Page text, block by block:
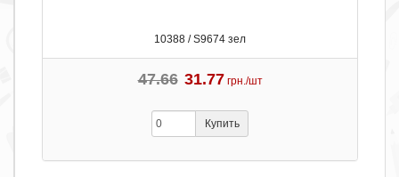
10388 / S9674 зел
47.66 31.77 грн./шт
Купить